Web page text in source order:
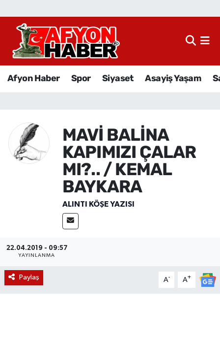
Afyon Haber Spor Siyaset Asayiş Yaşam
MAVİ BALİNA
KAPIMIZI ÇALAR
MI?.. / KEMAL
BAYKARA
ALINTI KÖŞE YAZISI
22.04.2019 - 09:57
YAYINLANMA
Paylaş A- A+
Afyon Haber
Sağlık
Eğitim
Sivil Toplum